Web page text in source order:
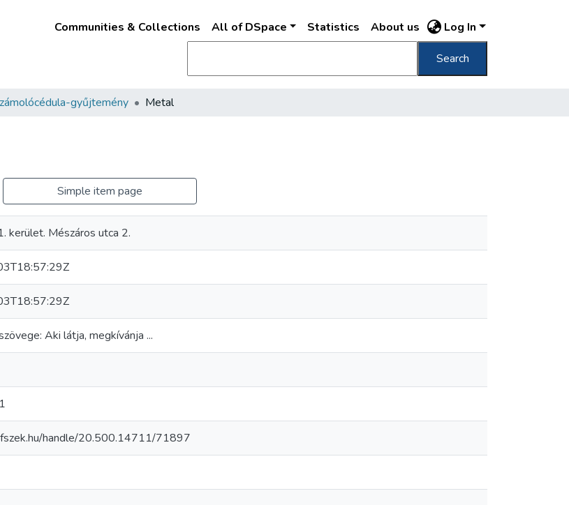
Communities & Collections All of DSpace Statistics About us Log In
Search
gyűjtemény Metal
Simple item page
kerület. Mészáros utca 2.
Aki látja, megkívánja ...
handle/20.500.14711/71897